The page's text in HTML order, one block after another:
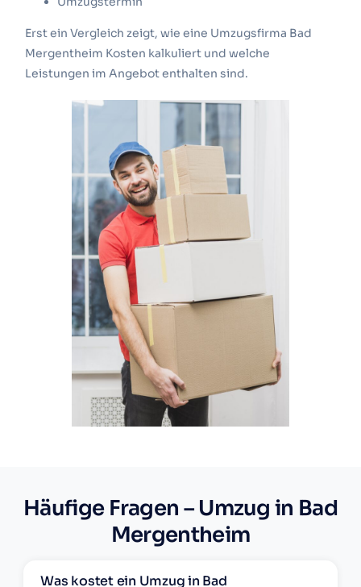
Erst ein Vergleich zeigt, wie eine Umzugsfirma Bad
Mergentheim Kosten kalkuliert und welche
Leistungen im Angebot enthalten sind.
Häufige Fragen – Umzug in Bad
Mergentheim
Was kostet ein Umzug in Bad